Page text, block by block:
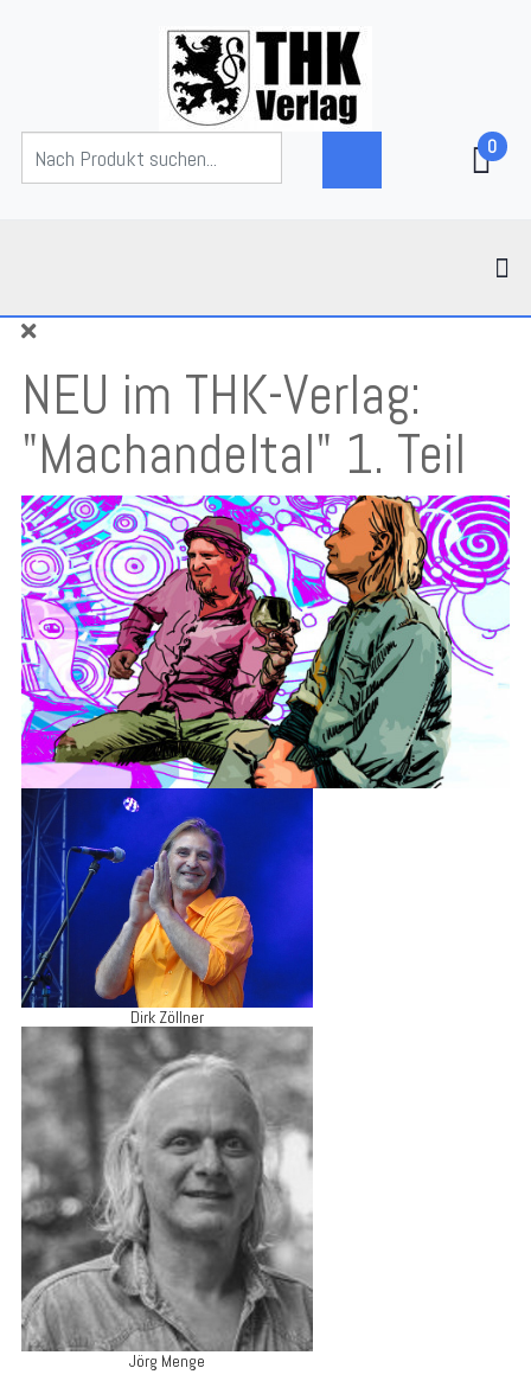
0
NEU im THK-Verlag:
"Machandeltal" 1. Teil
Dirk Zöllner
Jörg Menge